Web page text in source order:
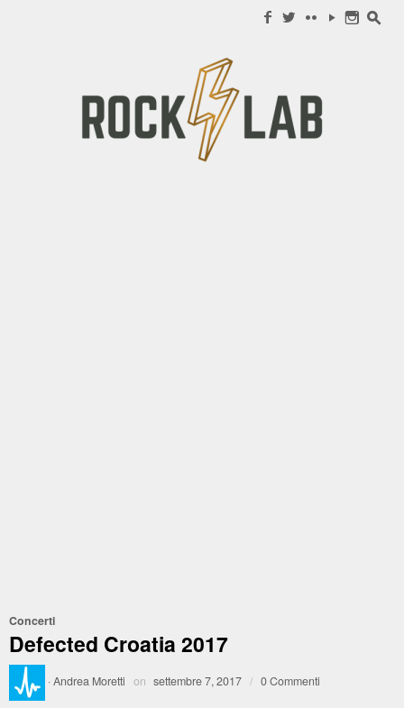
f w c y n s
Concerti
Defected Croatia 2017
·Andrea Moretti on settembre 7, 2017 / 0 Commenti